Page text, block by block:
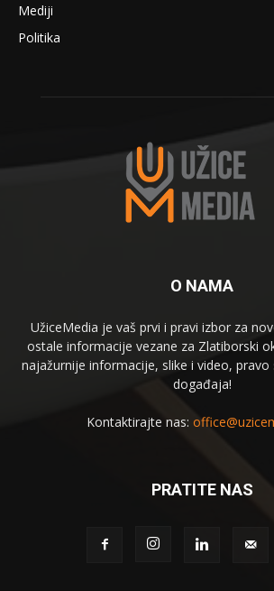
Mediji
Politika
O NAMA
UžiceMedia je vaš prvi i pravi izbor za
ostale informacije vezane za Zlatiborski
najažurnije informacije, slike i video, pravo
događaja!
Kontaktirajte nas:
PRATITE NAS